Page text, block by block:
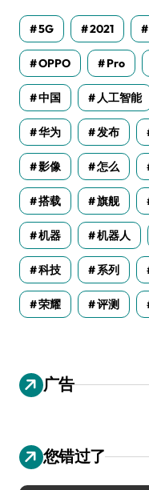
5G 2021
OPPO Pro
中国 人工智能
华为 发布
影像 怎么
搭载 旗舰
机器 机器人
科技 系列
荣耀 评测
广告
您错过了